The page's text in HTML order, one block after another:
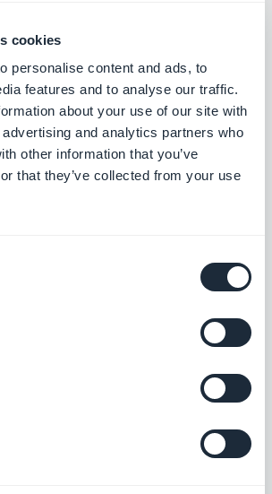
cookies
personalise content and ads, to
features and to analyse our traffic.
about your use of our site with
and analytics partners who
other information that you’ve
that they’ve collected from your use
قياسي  : Standard
متجر : Store
: Style
الحاسوب ، مثال أي فون   :  Smartphone
: Thème
: Tableau de bord
: Téléchargement
الأجهزة اللوحية مثل أي باد   : Tablette
: Tag
تحميل  : Télécharger
: Valider